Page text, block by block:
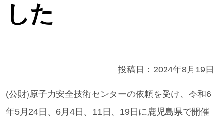
研究支援
した
投稿日： 2024年8月19日
(公財)原子力安全技術センターの依頼を受け、令和6
年5月24日、6月4日、11日、19日に鹿児島県で開催